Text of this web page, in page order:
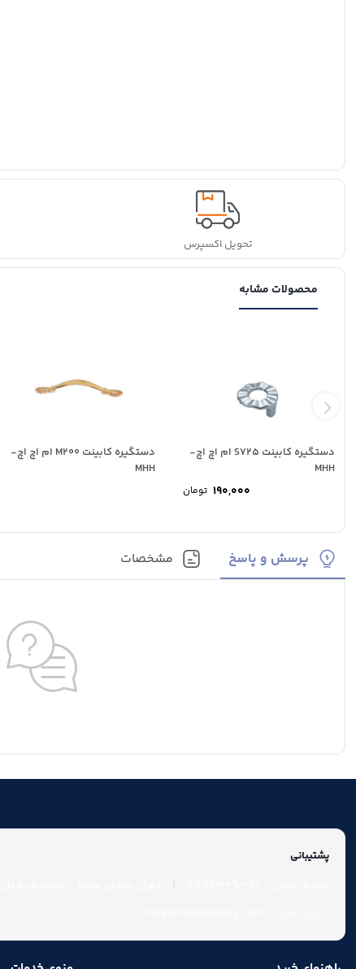
تحویل اکسپرس
محصولات مشابه
دستگیره کابینت S725 ام اچ اچ-
MHH
190,000 تومان
دستگیره کابینت M200 ام اچ اچ-
MHH
پرسش و پاسخ مشخصات
پشتیبانی